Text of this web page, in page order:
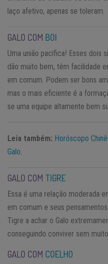
laço afetivo, apenas se toleram.
GALO COM BOI
Uma união pacífica! Esses dois
dão muito bem, têm facilidade
em comum. Podem ser bons
mas o mais eficiente é a
se uma equipe altamente bem
Leia também: Horóscopo
Galo.
GALO COM TIGRE
Essa é uma relação moderada
em comum e seus
Tigre a achar o Galo
conseguindo conviver sem
GALO COM COELHO